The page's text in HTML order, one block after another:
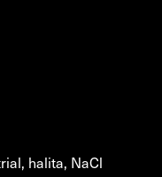
halita, NaCl